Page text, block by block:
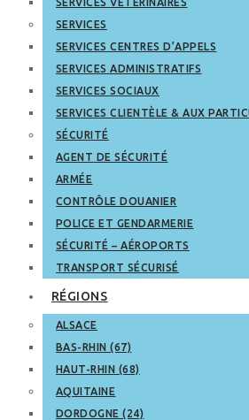
SERVICES
SERVICES CENTRES D’APPELS
SERVICES ADMINISTRATIFS
SERVICES SOCIAUX
SERVICES CLIENTÈLE & AUX
SÉCURITÉ
AGENT DE SÉCURITÉ
ARMÉE
CONTRÔLE DOUANIER
POLICE ET GENDARMERIE
SÉCURITÉ – AÉROPORTS
TRANSPORT SÉCURISÉ
RÉGIONS
ALSACE
BAS-RHIN (67)
HAUT-RHIN (68)
AQUITAINE
DORDOGNE (24)